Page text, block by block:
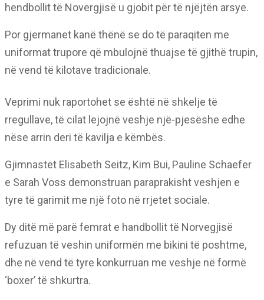
hendbollit të Novergjisë u gjobit për të njëjtën arsye.
Por gjermanet kanë thënë se do të paraqiten me
uniformat trupore që mbulojnë thuajse të gjithë trupin,
në vend të kilotave tradicionale.
Veprimi nuk raportohet se është në shkelje të
rregullave, të cilat lejojnë veshje një-pjesëshe edhe
nëse arrin deri të kavilja e këmbës.
Gjimnastet Elisabeth Seitz, Kim Bui, Pauline Schaefer
e Sarah Voss demonstruan paraprakisht veshjen e
tyre të garimit me një foto në rrjetet sociale.
Dy ditë më parë femrat e handbollit të Norvegjisë
refuzuan të veshin uniformën me bikini të poshtme,
dhe në vend të tyre konkurruan me veshje në formë
‘boxer’ të shkurtra.